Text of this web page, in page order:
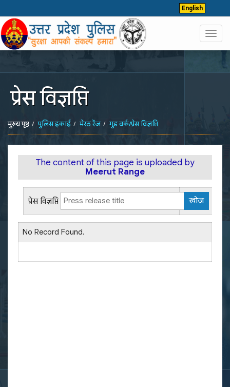
English
प्रेस विज्ञप्ति
मुख्य पृष्ठ पुलिस इकाई मेरठ रेंज गुड वर्क/प्रेस विज्ञप्ति
The content of this page is uploaded by
Meerut Range
प्रेस विज्ञप्ति
No Record Found.